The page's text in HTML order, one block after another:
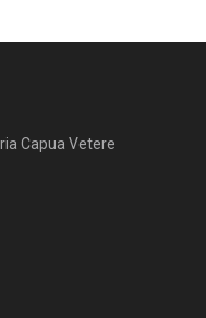
Capua Vetere